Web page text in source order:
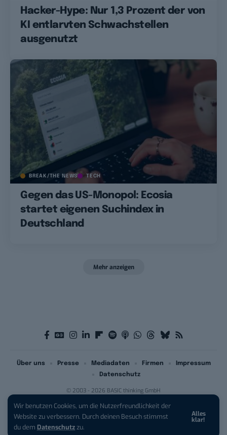
Wir benutzen Cookies, um die Nutzerfreundlichkeit der
Website zu verbessern. Durch deinen Besuch stimmst
du dem Datenschutzzu.
Alles
klar!
Hacker-Hype: Nur 1,3 Prozent der von
KI entlarvten Schwachstellen
ausgenutzt
BREAK/THE NEWS TECH
Gegen das US-Monopol: Ecosia
startet eigenen Suchindex in
Deutschland
Mehr anzeigen
© 2003 - 2026 BASIC thinking GmbH
Über uns Presse Mediadaten Firmen
Impressum
Datenschutz